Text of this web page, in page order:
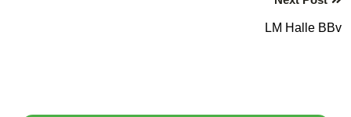
LM Halle BBv